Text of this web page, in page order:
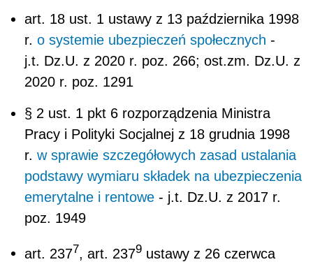
art. 18 ust. 1 ustawy z 13 października 1998
r. o systemie ubezpieczeń społecznych -
j.t. Dz.U. z 2020 r. poz. 266; ost.zm. Dz.U. z
2020 r. poz. 1291
§ 2 ust. 1 pkt 6 rozporządzenia Ministra
Pracy i Polityki Socjalnej z 18 grudnia 1998
r. w sprawie szczegółowych zasad ustalania
podstawy wymiaru składek na ubezpieczenia
emerytalne i rentowe - j.t. Dz.U. z 2017 r.
poz. 1949
art. 2377 , art. 2379 ustawy z 26 czerwca